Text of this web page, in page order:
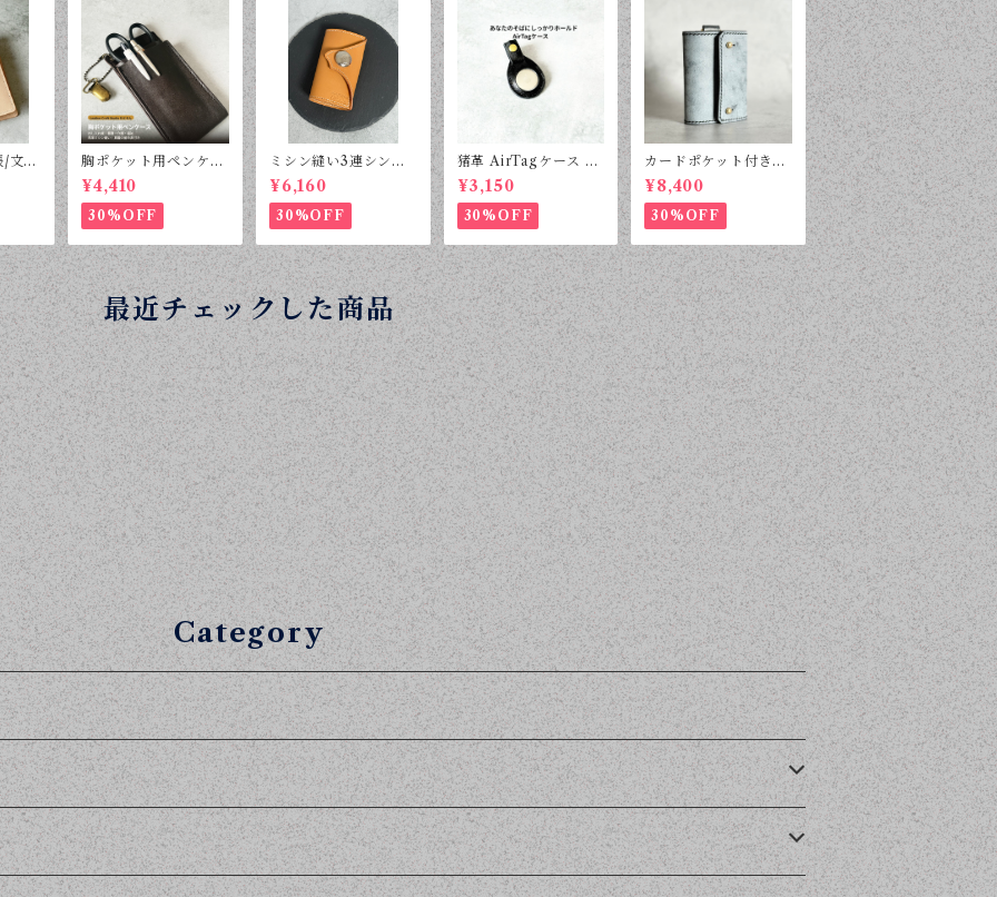
文庫
胸ポケット用ペンケー
ス|出し入れ楽|看護介
護福祉
¥4,410
30%OFF
ミシン縫い3連シンプ
ルキーケース|国産牛キ
ャメル
¥6,160
30%OFF
猪革 AirTagケース キ
ーホルダー / 迷彩ブラ
ック / 受注制作
¥3,150
30%OFF
カードポケット付き総
手縫いキーケース
¥8,400
30%OFF
最近チェックした商品
Category